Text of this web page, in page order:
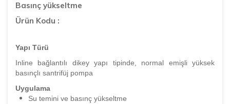
Basınç yükseltme
Ürün Kodu :
Yapı Türü
Inline bağlantılı dikey yapı tipinde, normal emişli yüksek
basınçlı santrifüj pompa
Uygulama
Su temini ve basınç yükseltme